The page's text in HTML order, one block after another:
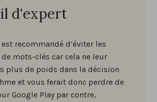
d'expert
recommandé d’éviter les
mots-clés car cela ne leur
plus de poids dans la décision
et vous ferait donc perdre de
Google Play par contre,